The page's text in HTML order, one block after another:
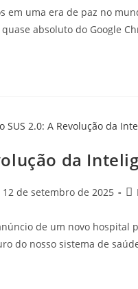
em uma era de paz no
absoluto do Google
da
12 de setembro de 2025
de um novo hospital
do nosso sistema de